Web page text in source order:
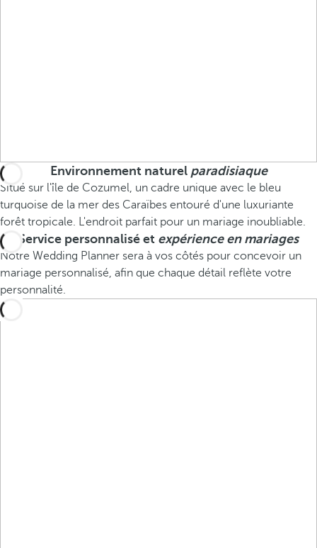
Environnement naturel paradisiaque
Situé sur l'île de Cozumel, un cadre unique avec le bleu
turquoise de la mer des Caraïbes entouré d'une luxuriante
forêt tropicale. L'endroit parfait pour un mariage inoubliable.
Service personnalisé et expérience en mariages
Notre Wedding Planner sera à vos côtés pour concevoir un
mariage personnalisé, afin que chaque détail reflète votre
personnalité.